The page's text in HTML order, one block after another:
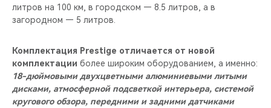
литров на 100 км, в городском — 8.5 литров, а в
загородном — 5 литров.
Комплектация Prestige отличается от новой
комплектации более широким оборудованием, а именно:
18-дюймовыми двухцветными алюминиевыми литыми
дисками, атмосферной подсветкой интерьера, системой
кругового обзора, передними и задними датчиками